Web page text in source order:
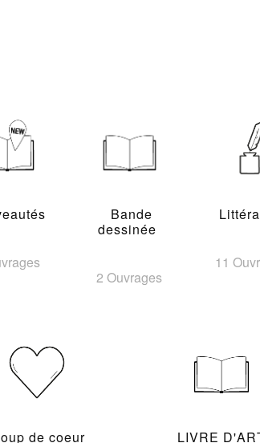
Bande
dessinée
2 Ouvrages
11
de coeur LIVRE